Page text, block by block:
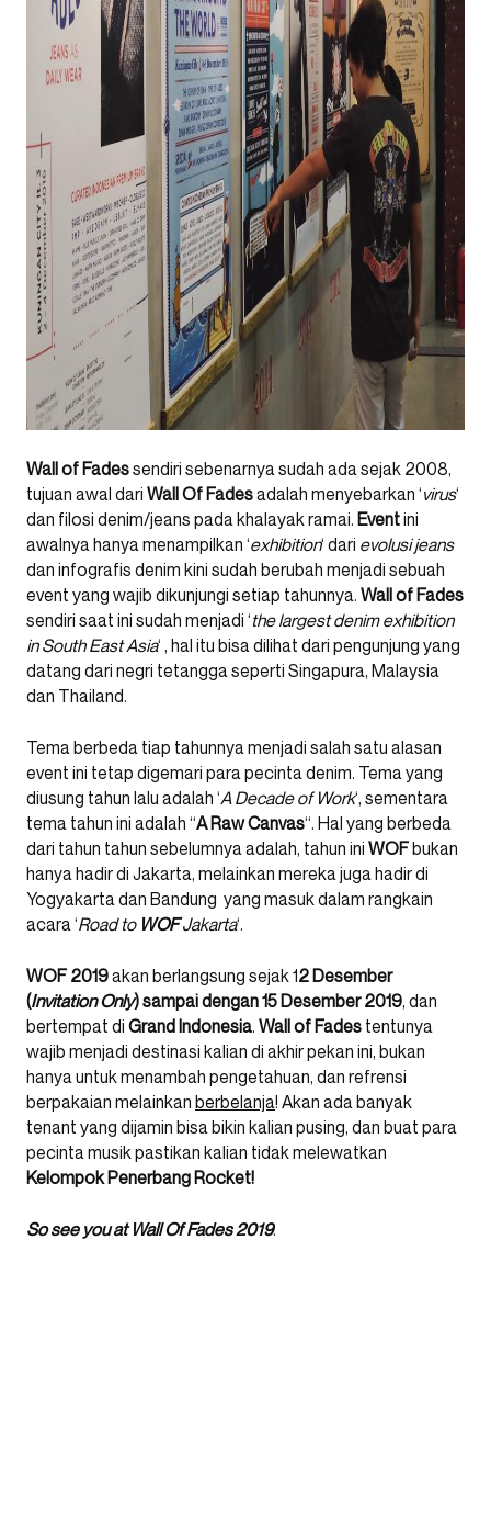
Wall of Fadessendiri sebenarnya sudah ada sejak 2008,
tujuan awal dari Wall Of Fadesadalah menyebarkan ‘virus‘
dan filosi denim/jeans pada khalayak ramai. Eventini
awalnya hanya menampilkan ‘exhibition‘ dari evolusi jeans
dan infografis denim kini sudah berubah menjadi sebuah
event yang wajib dikunjungi setiap tahunnya. Wall of Fades
sendiri saat ini sudah menjadi ‘the largest denim exhibition
in South East Asia‘ , hal itu bisa dilihat dari pengunjung yang
datang dari negri tetangga seperti Singapura, Malaysia
dan Thailand.
Tema berbeda tiap tahunnya menjadi salah satu alasan
event ini tetap digemari para pecinta denim. Tema yang
diusung tahun lalu adalah ‘A Decade of Work‘, sementara
tema tahun ini adalah “A Raw Canvas“. Hal yang berbeda
dari tahun tahun sebelumnya adalah, tahun ini WOFbukan
hanya hadir di Jakarta, melainkan mereka juga hadir di
Yogyakarta dan Bandung yang masuk dalam rangkain
acara ‘Road to WOFJakarta‘.
WOF 2019akan berlangsung sejak 12 Desember
(Invitation Only) sampai dengan 15 Desember 2019, dan
bertempat di Grand Indonesia. Wall of Fades tentunya
wajib menjadi destinasi kalian di akhir pekan ini, bukan
hanya untuk menambah pengetahuan, dan refrensi
berpakaian melainkan berbelanja! Akan ada banyak
tenant yang dijamin bisa bikin kalian pusing, dan buat para
pecinta musik pastikan kalian tidak melewatkan
Kelompok Penerbang Rocket!
So see you at Wall Of Fades 2019.